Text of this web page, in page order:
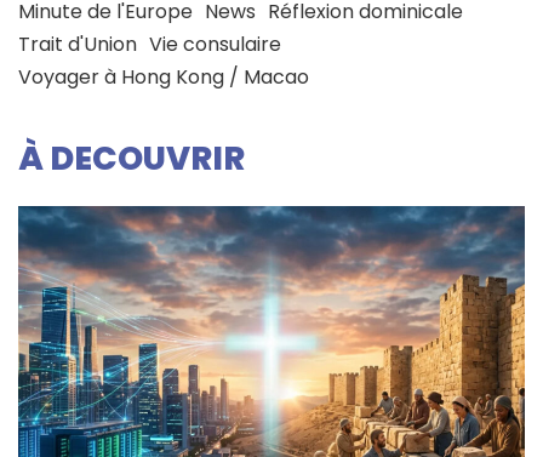
Minute de l'Europe News Réflexion dominicale
Trait d'Union Vie consulaire
Voyager à Hong Kong / Macao
À DECOUVRIR